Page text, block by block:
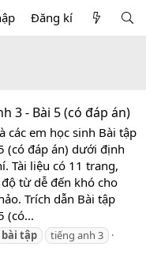
Đăng kí
3 - Bài 5 (có đáp án)
các em học sinh Bài tập
(có đáp án) dưới định
Tài liệu có 11 trang,
từ dễ đến khó cho
Trích dẫn Bài tập
(có...
bài tập
tiếng anh 3